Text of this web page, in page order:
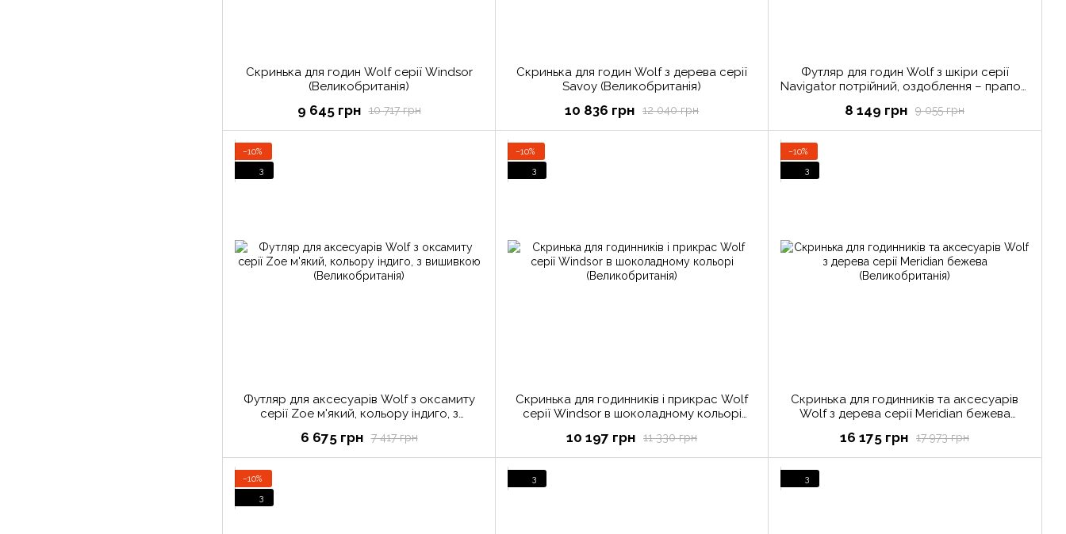
Скринька для годин Wolf серії Windsor
(Великобританія)
10 717 грн
9 645 грн
Скринька для годин Wolf з дерева серії
Savoy (Великобританія)
12 040 грн
10 836 грн
Футляр для годин Wolf з шкіри серії
Navigator потрійний, оздоблення – прапор
9 055 грн
8 149 грн
−10%
3
Футляр для аксесуарів Wolf з оксамиту
серії Zoe м'який, кольору індиго, з
7 417 грн
6 675 грн
−10%
3
Скринька для годинників і прикрас Wolf
серії Windsor в шоколадному кольорі
11 330 грн
10 197 грн
−10%
3
Скринька для годинників та аксесуарів
Wolf з дерева серії Meridian бежева
17 973 грн
16 175 грн
−10%
3
3 3